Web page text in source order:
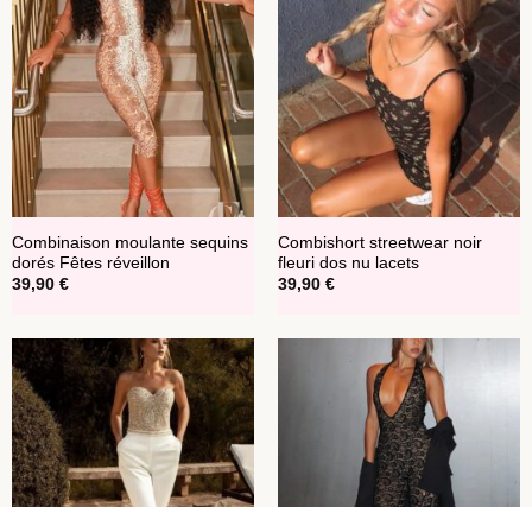
Combinaison moulante sequins
dorés Fêtes réveillon
39,90 €
Combishort streetwear noir
fleuri dos nu lacets
39,90 €